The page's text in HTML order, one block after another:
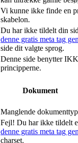
Vi kunne ikke finde en
skabelon.
Du har ikke tildelt din
denne gratis meta tag
side dit valgte sprog.
Denne side benytter
principperne.
Dokument
Manglende
Fejl! Du har ikke tildelt
denne gratis meta tag
charset.